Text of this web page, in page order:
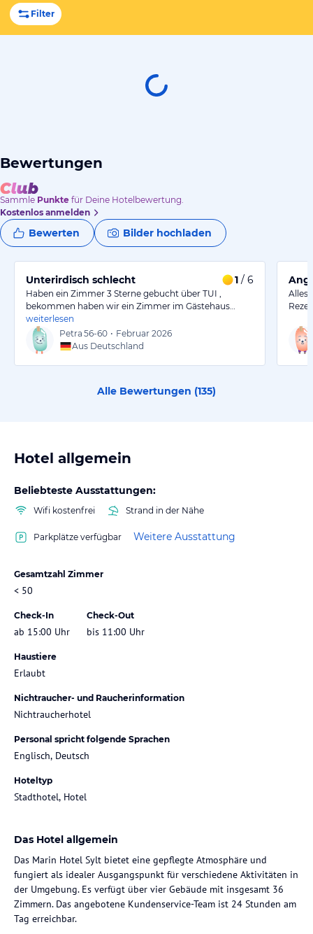
Filter
Bewertungen
Sammle Punkte für Deine Hotelbewertung.
Kostenlos anmelden
Bewerten Bilder hochladen
Unterirdisch schlecht 1 / 6
Haben ein Zimmer 3 Sterne gebucht über TUI ,
bekommen haben wir ein Zimmer im Gästehaus…
weiterlesen
Petra 56-60 • Februar 2026
Aus Deutschland
Alles
Alle Bewertungen (135)
Hotel allgemein
Beliebteste Ausstattungen:
Wifi kostenfrei Strand in der Nähe
Parkplätze verfügbar Weitere Ausstattung
Gesamtzahl Zimmer
< 50
Check-In
ab 15:00 Uhr
Check-Out
bis 11:00 Uhr
Haustiere
Erlaubt
Nichtraucher- und Raucherinformation
Nichtraucherhotel
Personal spricht folgende Sprachen
Englisch, Deutsch
Hoteltyp
Stadthotel, Hotel
Das Hotel allgemein
Das Marin Hotel Sylt bietet eine gepflegte Atmosphäre und
fungiert als idealer Ausgangspunkt für verschiedene Aktivitäten in
der Umgebung. Es verfügt über vier Gebäude mit insgesamt 36
Zimmern. Das angebotene Kundenservice-Team ist 24 Stunden am
Tag erreichbar.